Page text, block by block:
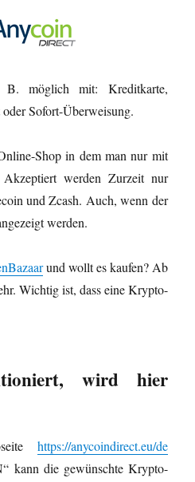
B. möglich mit: Kreditkarte,
Sofort-Überweisung.
Shop in dem man nur mit
werden Zurzeit nur
und Zcash. Auch, wenn der
werden.
und wollt es kaufen? Ab
Wichtig ist, dass eine Krypto-
wird hier
https://anycoindirect.eu/de
kann die gewünschte Krypto-